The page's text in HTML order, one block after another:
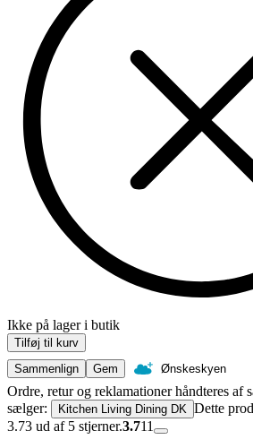
Ikke på lager i butik
Tilføj til kurv
Sammenlign
Gem Ønskeskyen
Ordre, retur og reklamationer håndteres af
sælger:
Kitchen Living Dining DK Dette
3.73 ud af 5 stjerner.3.711